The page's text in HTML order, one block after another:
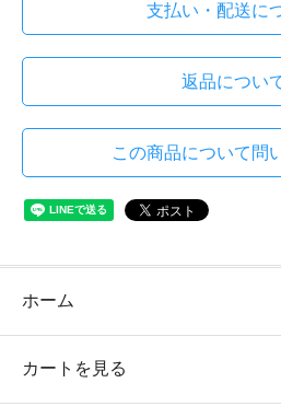
支払い・配送に
返品につい
この商品について問
ホーム
カートを見る